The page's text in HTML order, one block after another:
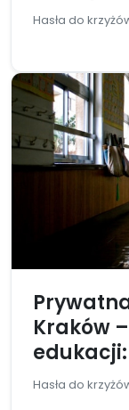
Hasła do
Kraków
Hasła do